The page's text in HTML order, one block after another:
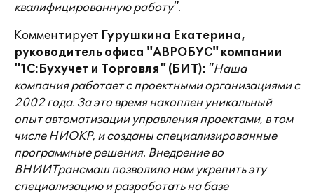
квалифицированную работу".
Комментирует Гурушкина Екатерина,
руководитель офиса "АВРОБУС" компании
"1С:Бухучет и Торговля" (БИТ): "Наша
компания работает с проектными организациями с
2002 года. За это время накоплен уникальный
опыт автоматизации управления проектами, в том
числе НИОКР, и созданы специализированные
программные решения. Внедрение во
ВНИИТрансмаш позволило нам укрепить эту
специализацию и разработать на базе